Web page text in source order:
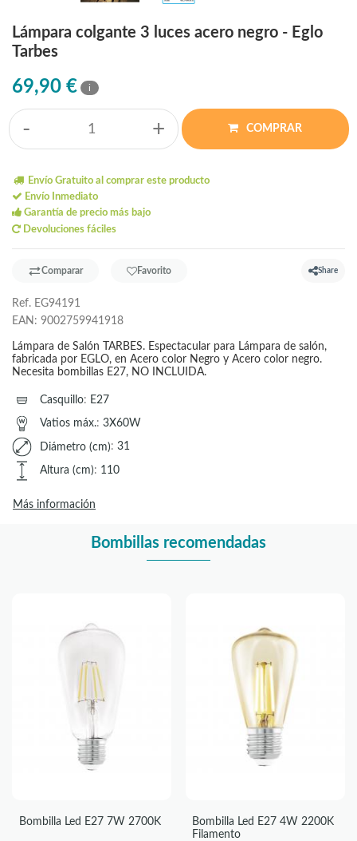
Lámpara colgante 3 luces acero negro - Eglo
Tarbes
69,90 € i
- + COMPRAR
Envío Gratuito al comprar este producto
Envío Inmediato
Garantía de precio más bajo
Devoluciones fáciles
Comparar Favorito Share
Ref. EG94191
EAN: 9002759941918
Lámpara de Salón TARBES. Espectacular para Lámpara de salón,
fabricada por EGLO, en Acero color Negro y Acero color negro.
Necesita bombillas E27, NO INCLUIDA.
Casquillo: E27
Vatios máx.: 3X60W
Diámetro (cm): 31
Altura (cm): 110
Más información
Bombillas recomendadas
Bombilla Led E27 7W 2700K
Bombilla Led E27 4W 2200K
Filamento